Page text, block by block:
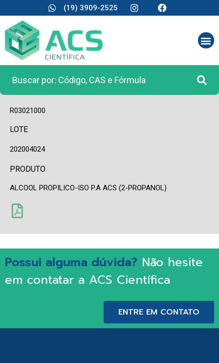
(19) 3909-2525
R03021000
LOTE
202004024
PRODUTO
ALCOOL PROPILICO-ISO P.A ACS (2-PROPANOL)
Possui alguma dúvida? Não hesite
em contatar a ACS Científica
ENTRE EM CONTATO